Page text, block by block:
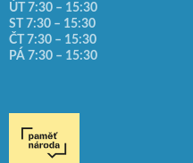
ÚT 7:30 – 15:30
ST 7:30 – 15:30
ČT 7:30 – 15:30
PÁ 7:30 – 15:30